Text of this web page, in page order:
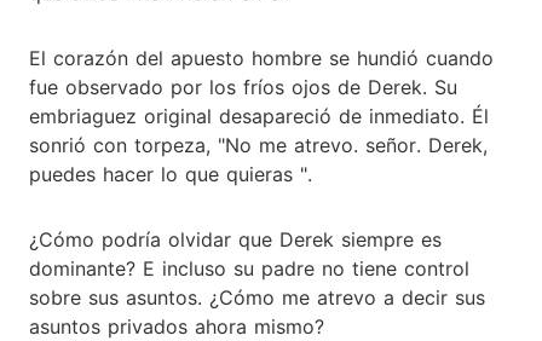
El corazón del apuesto hombre se hundió cuando
fue observado por los fríos ojos de Derek. Su
embriaguez original desapareció de inmediato. Él
sonrió con torpeza, "No me atrevo. señor. Derek,
puedes hacer lo que quieras ".
¿Cómo podría olvidar que Derek siempre es
dominante? E incluso su padre no tiene control
sobre sus asuntos. ¿Cómo me atrevo a decir sus
asuntos privados ahora mismo?